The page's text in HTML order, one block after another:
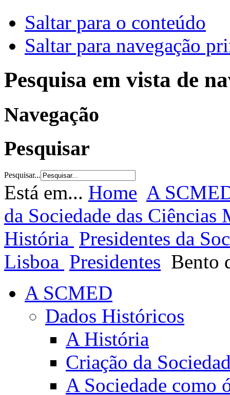
Saltar para o conteúdo
Saltar para navegação
Pesquisa em vista de
Navegação
Pesquisar
Pesquisar...
Está em... Home A
da Sociedade das Ciências
História Presidentes da
Lisboa Presidentes Bento
A SCMED
Dados Históricos
A História
Criação da
A Sociedade como